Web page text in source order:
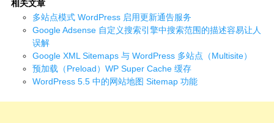
相关文章
多站点模式 WordPress 启用更新通告服务
Google Adsense 自定义搜索引擎中搜索范围的描述容易让人
误解
Google XML Sitemaps 与 WordPress 多站点（Multisite）
预加载（Preload）WP Super Cache 缓存
WordPress 5.5 中的网站地图 Sitemap 功能